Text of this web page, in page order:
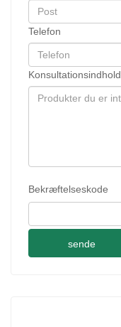
Telefon
Konsultationsindhold
Bekræftelseskode
sende